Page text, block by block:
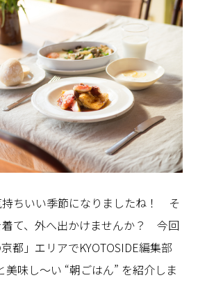
ちいい季節になりましたね！ そ
着て、外へ出かけませんか？ 今回
都」エリアでKYOTOSIDE編集部
美味し～い “朝ごはん” を紹介しま